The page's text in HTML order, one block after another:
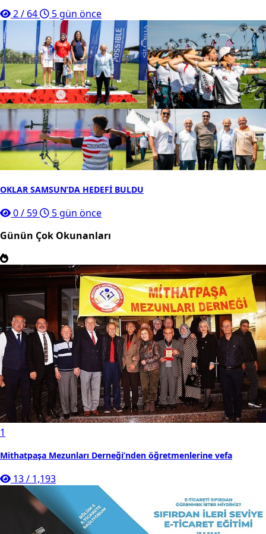
2/ 64 5 gün önce
OKLAR SAMSUN’DA HEDEFİ BULDU
0/ 59
5 gün önce
Günün Çok Okunanları
1
Mithatpaşa Mezunları Derneği’nden öğretmenlerine vefa
13/ 1,193